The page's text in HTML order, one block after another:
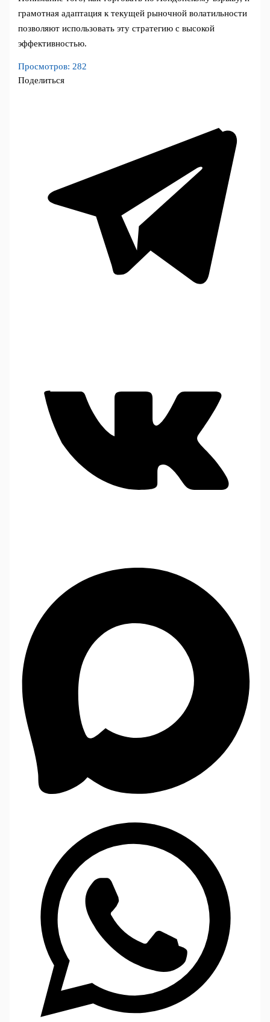
грамотная адаптация к текущей рыночной волатильности
позволяют использовать эту стратегию с высокой
эффективностью.
Просмотров: 282
Поделиться